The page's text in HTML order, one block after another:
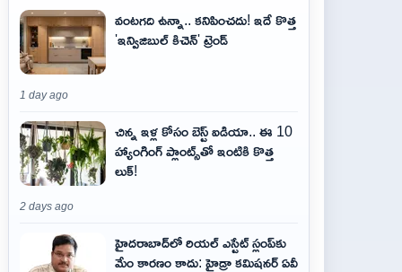
వంటగది ఉన్నా.. కనిపించదు! ఇదే కొత్త
'ఇన్విజిబుల్ కిచెన్' ట్రెండ్
1 day ago
చిన్న ఇళ్ల కోసం బెస్ట్ ఐడియా.. ఈ 10
హ్యాంగింగ్ ప్లాంట్స్‌తో ఇంటికి కొత్త
లుక్!
2 days ago
హైదరాబాద్‌లో రియల్ ఎస్టేట్ స్లంప్‌కు
మేం కారణం కాదు: హైడ్రా కమిషనర్ ఏవీ